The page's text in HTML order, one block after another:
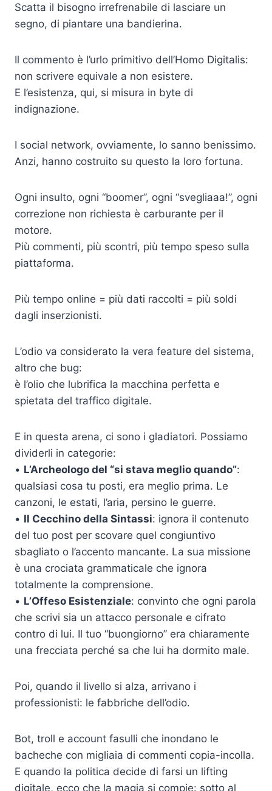
Scatta il bisogno irrefrenabile di lasciare un
segno, di piantare una bandierina.
Il commento è l’urlo primitivo dell’Homo Digitalis:
non scrivere equivale a non esistere.
E l’esistenza, qui, si misura in byte di
indignazione.
I social network, ovviamente, lo sanno benissimo.
Anzi, hanno costruito su questo la loro fortuna.
Ogni insulto, ogni “boomer”, ogni “svegliaaa!”, ogni
correzione non richiesta è carburante per il
motore.
Più commenti, più scontri, più tempo speso sulla
piattaforma.
Più tempo online = più dati raccolti = più soldi
dagli inserzionisti.
L’odio va considerato la vera feature del sistema,
altro che bug:
è l’olio che lubrifica la macchina perfetta e
spietata del traffico digitale.
E in questa arena, ci sono i gladiatori. Possiamo
dividerli in categorie:
• L’Archeologo del “si stava meglio quando”:
qualsiasi cosa tu posti, era meglio prima. Le
canzoni, le estati, l’aria, persino le guerre.
• Il Cecchino della Sintassi: ignora il contenuto
del tuo post per scovare quel congiuntivo
sbagliato o l’accento mancante. La sua missione
è una crociata grammaticale che ignora
totalmente la comprensione.
• L’Offeso Esistenziale: convinto che ogni parola
che scrivi sia un attacco personale e cifrato
contro di lui. Il tuo “buongiorno” era chiaramente
una frecciata perché sa che lui ha dormito male.
Poi, quando il livello si alza, arrivano i
professionisti: le fabbriche dell’odio.
Bot, troll e account fasulli che inondano le
bacheche con migliaia di commenti copia-incolla.
E quando la politica decide di farsi un lifting
digitale, ecco che la magia si compie: sotto al